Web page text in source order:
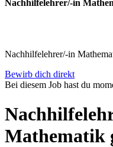
Nachhilfelehrer/-in
Nachhilfelehrer/-in
Bewirb dich direkt
Bei diesem Job hast du
Mathematik